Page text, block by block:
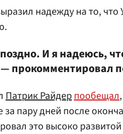
надежду на то, что
И я надеюсь,
прокомментировал
Патрик Райдерпообещал
пару дней после
это высоко